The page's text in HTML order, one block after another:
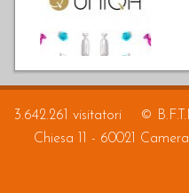
3.642.261 visitatori
©
Chiesa 11 - 60021